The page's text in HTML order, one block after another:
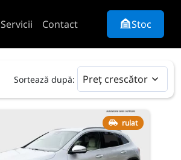
Servicii Contact Stoc
Sortează după: Preț crescător
rulat